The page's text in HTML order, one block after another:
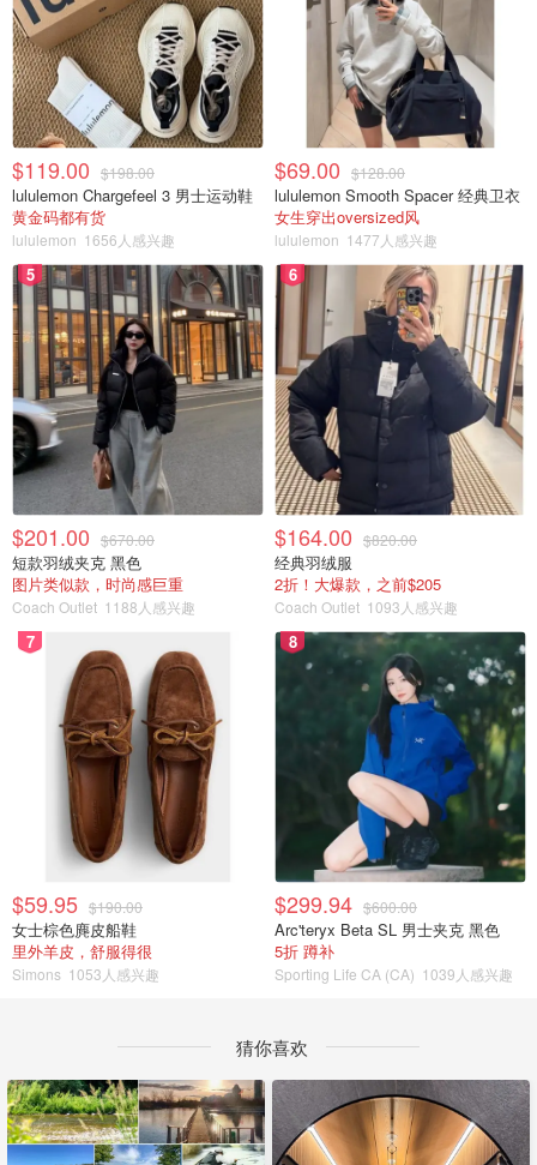
$119.00 $198.00
lululemon Chargefeel 3 男士运动鞋
黄金码都有货
lululemon 1656人感兴趣
$69.00 $128.00
lululemon Smooth Spacer 经典卫衣
女生穿出oversized风
lululemon 1477人感兴趣
5
$201.00 $670.00
短款羽绒夹克 黑色
图片类似款，时尚感巨重
Coach Outlet 1188人感兴趣
6
$164.00 $820.00
经典羽绒服
2折！大爆款，之前$205
Coach Outlet 1093人感兴趣
7
$59.95 $190.00
女士棕色麂皮船鞋
里外羊皮，舒服得很
Simons 1053人感兴趣
8
$299.94 $600.00
Arc'teryx Beta SL 男士夹克 黑色
5折 蹲补
Sporting Life CA (CA) 1039人感兴趣
猜你喜欢